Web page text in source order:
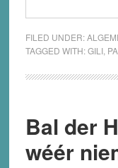
FILED UNDER:
TAGGED WITH:GILI,
Bal der
wéér